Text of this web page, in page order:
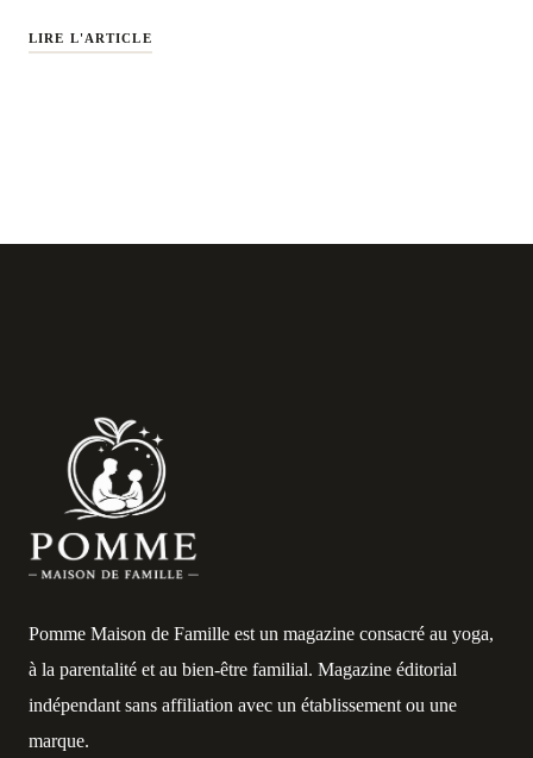
LIRE L'ARTICLE
Pomme Maison de Famille est un magazine consacré au yoga,
à la parentalité et au bien-être familial. Magazine éditorial
indépendant sans affiliation avec un établissement ou une
marque.